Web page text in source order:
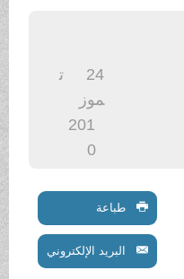
موز
201
طباعة
البريد الإلكتروني